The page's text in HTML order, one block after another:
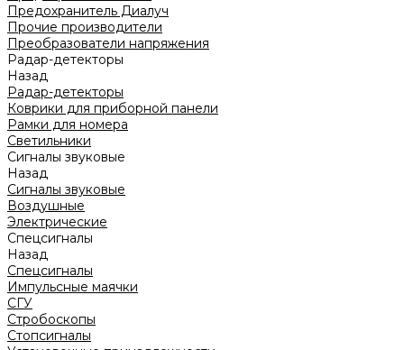
Предохранитель Диалуч
Прочие производители
Преобразователи напряжения
Радар-детекторы
Назад
Радар-детекторы
Коврики для приборной панели
Рамки для номера
Светильники
Сигналы звуковые
Назад
Сигналы звуковые
Воздушные
Электрические
Спецсигналы
Назад
Спецсигналы
Импульсные маячки
СГУ
Стробоскопы
Стопсигналы